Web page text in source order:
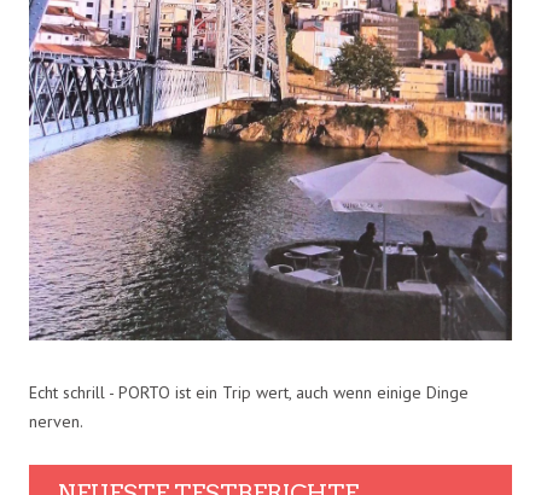
Echt schrill - PORTO ist ein Trip wert, auch wenn einige Dinge
nerven.